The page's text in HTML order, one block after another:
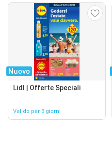
Nuovo
Lidl | Offerte Speciali
Valido per 3 giorni